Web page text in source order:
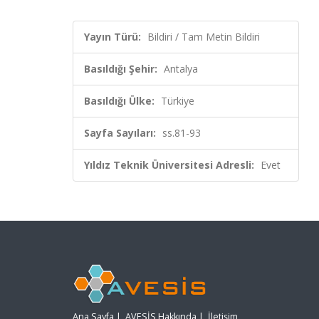
Yayın Türü: Bildiri / Tam Metin Bildiri
Basıldığı Şehir: Antalya
Basıldığı Ülke: Türkiye
Sayfa Sayıları: ss.81-93
Yıldız Teknik Üniversitesi Adresli: Evet
Ana Sayfa | AVESİS Hakkında | İletişim